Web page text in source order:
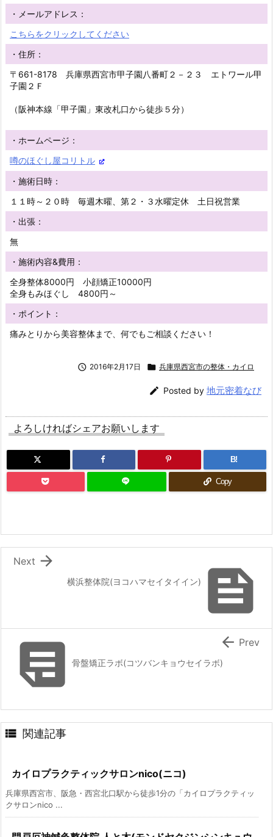
・メールアドレス：
こちらをクリックしてください
・住所：
〒661-8178 兵庫県西宮市甲子園八番町２－２３ エトワール甲
子園２Ｆ
（阪神本線「甲子園」東改札口から徒歩５分）
・ホームページ：
噂のほぐし屋コリトル
・施術日時：
１１時～２０時 毎週木曜、第２・３水曜定休 土日祝営業
・出張：
無
・施術内容&費用：
全身整体8000円 小顔矯正10000円
全身もみほぐし 4800円～
・ポイント：
痛みとりから美容整体まで、何でもご相談ください！
 2016年2月17日  兵庫県西宮市の整体・カイロ
 Posted by 地元密着なび
よろしければシェアお願いします
B!
Copy

横浜整体院(ヨコハマセイタイイン)

Next
骨盤矯正ラボ(コツバンキョウセイラボ)
 Prev
 関連記事
カイロプラクティックサロンnico(ニコ)
兵庫県西宮市、阪急・西宮北口駅から徒歩1分の「カイロプラクティッ
クサロンnico ...